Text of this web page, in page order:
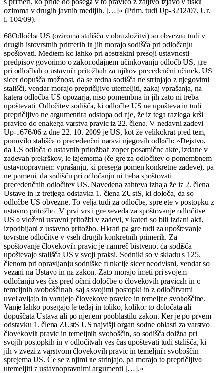
oziroma v drugih javnih medijih. […]« (Prim. tudi Up-3212/07, Ur.
l. 104/09).
68Odločba US (oziroma stališča v obrazložitvi) so obvezna tudi v
drugih istovrstnih primerih in jih morajo sodišča pri odločanju
spoštovati. Medtem ko lahko pri abstraktni presoji ustavnosti
predpisov govorimo o zakonodajnem učinkovanju odločb US, gre
pri odločbah o ustavnih pritožbah za njihov precedenčni učinek. US
sicer dopušča možnost, da se redna sodišča ne strinjajo z njegovimi
stališči, vendar morajo prepričljivo utemeljiti, zakaj vprašanja, na
katera odločba US opozarja, niso pomembna in jih zato ni treba
upoštevati. Odločitev sodišča, ki odločbe US ne upošteva in tudi
prepričljivo ne argumentira odstopa od nje, že iz tega razloga krši
pravico do enakega varstva pravic iz 22. člena. V nedavni zadevi
Up-1676/06 z dne 22. 10. 2009 je US, kot že velikokrat pred tem,
ponovilo stališča o precedenčni naravi njegovih odločb: »Dejstvo,
da US odloča o ustavnih pritožbah zoper posamične akte, izdane v
zadevah prekrškov, le izjemoma (če gre za odločitev o pomembnem
ustavnopravnem vprašanju, ki presega pomen konkretne zadeve), pa
ne pomeni, da sodišču pri odločanju ni treba spoštovati
precedenčnih odločitev US. Navedena zahteva izhaja že iz 2. člena
Ustave in iz tretjega odstavka 1. člena ZUstS, ki določa, da so
odločbe US obvezne. To velja tudi za odločbe, sprejete v postopku z
ustavno pritožbo. V prvi vrsti gre seveda za spoštovanje odločitve
US o vloženi ustavni pritožbi v zadevi, v kateri so bili izdani akti,
izpodbijani z ustavno pritožbo. Hkrati pa gre tudi za upoštevanje
tovrstne odločitve v vseh drugih konkretnih primerih. Za
spoštovanje človekovih pravic je namreč bistveno, da sodišča
upoštevajo stališča US v svoji praksi. Sodniki so v skladu s 125.
členom pri opravljanju sodniške funkcije sicer neodvisni, vendar so
vezani na Ustavo in na zakon. Zato morajo imeti pri svojem
odločanju ves čas pred očmi določbe o človekovih pravicah in o
temeljnih svoboščinah, saj s svojimi postopki in z odločitvami
uveljavljajo in varujejo človekove pravice in temeljne svoboščine.
Vanje lahko posegajo le tedaj in toliko, kolikor to določata ali
dopuščata Ustava ali po njenem pooblastilu zakon. Ker je po prvem
odstavku 1. člena ZUstS US najvišji organ sodne oblasti za varstvo
človekovih pravic in temeljnih svoboščin, so sodišča dolžna pri
svojih postopkih in v odločitvah ves čas upoštevati tudi stališča, ki
jih v zvezi z varstvom človekovih pravic in temeljnih svoboščin
sprejema US. Če se z njimi ne strinjajo, pa morajo to prepričljivo
utemeljiti z ustavnopravnimi argumenti […].«